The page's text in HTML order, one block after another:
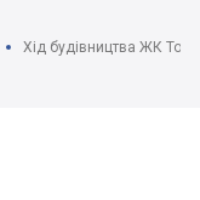
Хід будівництва ЖК